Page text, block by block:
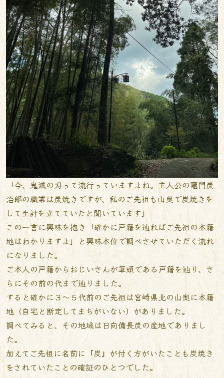
「今、鬼滅の刃って流行っていますよね。主人公の竈門炭
治郎の職業は炭焼きですが、私のご先祖も山奥で炭焼きを
して生計を立てていたと聞いています」
この一言に興味を抱き「確かに戸籍を辿ればご先祖の本籍
地はわかりますよ」と興味本位で調べさせていただく流れ
になりました。
ご本人の戸籍からおじいさんが筆頭である戸籍を辿り、さ
らにその前の代まで辿りました。
すると確かに３～５代前のご先祖は宮崎県北の山奥に本籍
地（自宅と断定してまちがいない）がありました。
調べてみると、その地域は日向備長炭の産地でありまし
た。
加えてご先祖に名前に『炭』が付く方がいたことも炭焼き
をされていたことの確証のひとつでした。